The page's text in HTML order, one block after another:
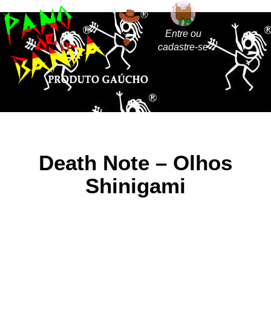
Entre ou
cadastre-se
Death Note – Olhos
Shinigami